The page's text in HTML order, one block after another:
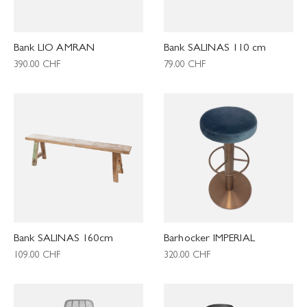
Bank LIO AMRAN
390.00 CHF
Bank SALINAS 110 cm
79.00 CHF
Bank SALINAS 160cm
109.00 CHF
Barhocker IMPERIAL
320.00 CHF